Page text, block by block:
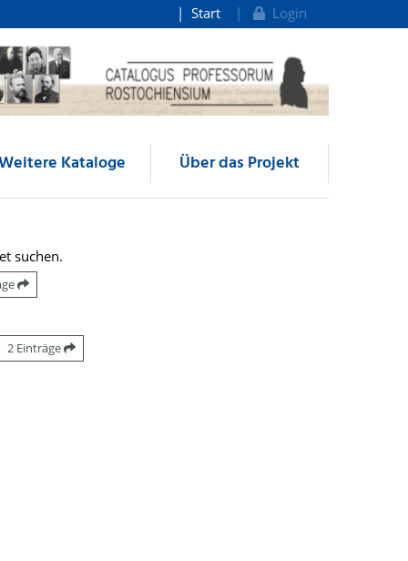
Start Login
Kataloge Über das Projekt
suchen.
2 Einträge